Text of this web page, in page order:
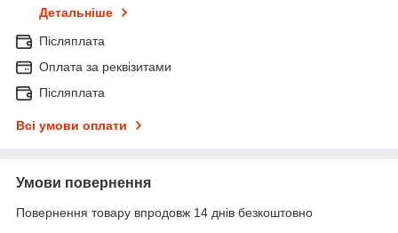
Детальніше
Післяплата
Оплата за реквізитами
Післяплата
Всі умови оплати
Умови повернення
Повернення товару впродовж 14 днів безкоштовно